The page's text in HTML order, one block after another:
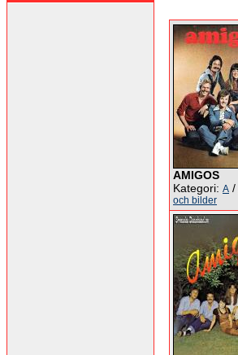
AMIGOS
Kategori: A /
och bilder